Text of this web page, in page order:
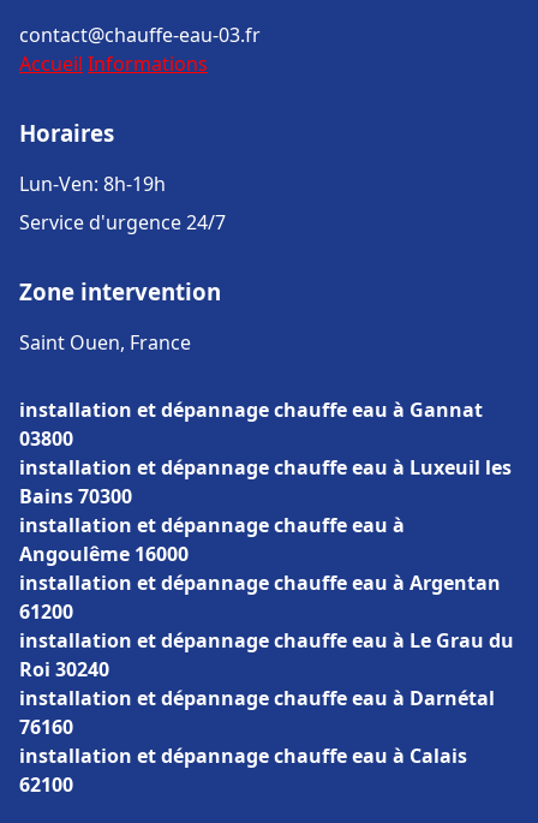
contact@chauffe-eau-03.fr
Accueil Informations
Horaires
Lun-Ven: 8h-19h
Service d'urgence 24/7
Zone intervention
Saint Ouen, France
installation et dépannage chauffe eau à Gannat
03800
installation et dépannage chauffe eau à Luxeuil les
Bains 70300
installation et dépannage chauffe eau à
Angoulême 16000
installation et dépannage chauffe eau à Argentan
61200
installation et dépannage chauffe eau à Le Grau du
Roi 30240
installation et dépannage chauffe eau à Darnétal
76160
installation et dépannage chauffe eau à Calais
62100